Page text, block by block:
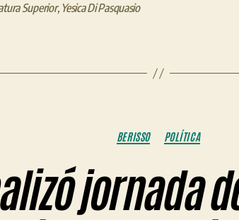
Superior, Yesica Di Pasquasio
Categorías
BERISSO POLÍTICA
jornada